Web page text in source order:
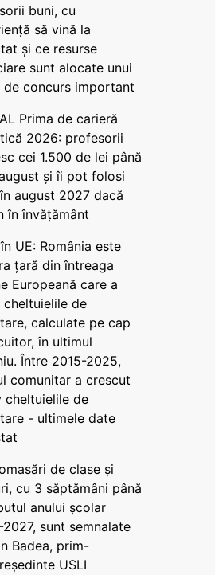
buni, cu
să vină la
și ce resurse
sunt alocate unui
de concurs important
Prima de carieră
2026: profesorii
cei 1.500 de lei până
și îi pot folosi
august 2027 dacă
în învățământ
UE: România este
țară din întreaga
Europeană care a
cheltuielile de
calculate pe cap
în ultimul
Între 2015-2025,
comunitar a crescut
cheltuielile de
- ultimele date
de clase și
cu 3 săptămâni până
anului școlar
sunt semnalate
Badea, prim-
USLI